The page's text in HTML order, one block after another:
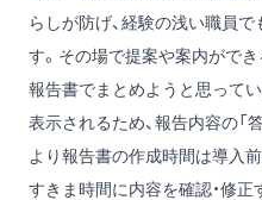
らしが防げ、経験の浅い職員
す。その場で提案や案内がで
報告書でまとめようと思って
表示されるため、報告内容の「
より報告書の作成時間は導入
すきま時間に内容を確認・修